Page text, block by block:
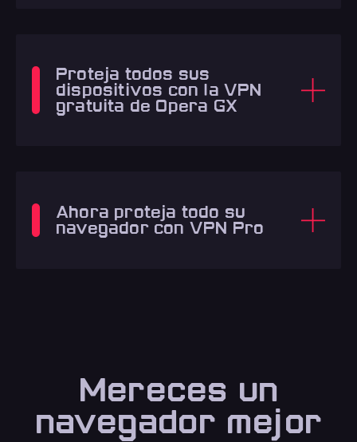
Proteja todos sus
dispositivos con la VPN
gratuita de Opera GX
Ahora proteja todo su
navegador con VPN Pro
Mereces un
navegador mejor